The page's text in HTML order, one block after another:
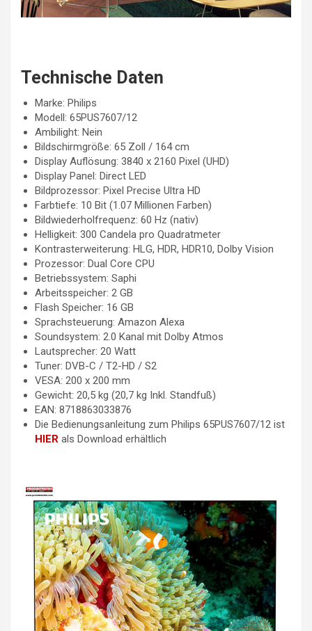
Technische Daten
Marke: Philips
Modell: 65PUS7607/12
Ambilight: Nein
Bildschirmgröße: 65 Zoll / 164 cm
Display Auflösung: 3840 x 2160 Pixel (UHD)
Display Panel: Direct LED
Bildprozessor: Pixel Precise Ultra HD
Farbtiefe: 10 Bit (1.07 Millionen Farben)
Bildwiederholfrequenz: 60 Hz (nativ)
Helligkeit: 300 Candela pro Quadratmeter
Kontrasterweiterung: HLG, HDR, HDR10, Dolby Vision
Prozessor: Dual Core CPU
Betriebssystem: Saphi
Arbeitsspeicher: 2 GB
Flash Speicher: 16 GB
Sprachsteuerung: Amazon Alexa
Soundsystem: 2.0 Kanal mit Dolby Atmos
Lautsprecher: 20 Watt
Tuner: DVB-C / T2-HD / S2
VESA: 200 x 200 mm
Gewicht: 20,5 kg (20,7 kg Inkl. Standfuß)
EAN: 8718863033876
Die Bedienungsanleitung zum Philips 65PUS7607/12 ist
HIER als Download erhältlich